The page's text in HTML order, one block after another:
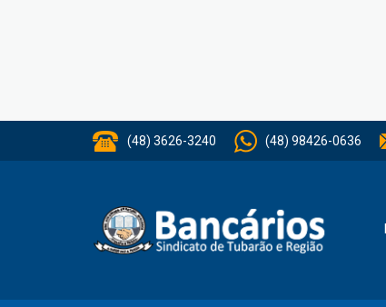
(48) 3626-3240 (48) 98426-0636